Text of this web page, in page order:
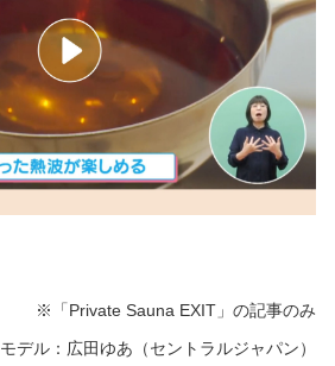
※「Private Sauna EXIT」の記事のみ
モデル：広田ゆあ（セントラルジャパン）